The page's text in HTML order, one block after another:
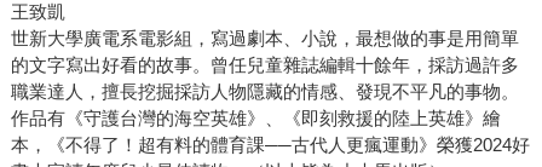
王致凱
世新大學廣電系電影組，寫過劇本、小說，最想做的事是用簡單
的文字寫出好看的故事。曾任兒童雜誌編輯十餘年，採訪過許多
職業達人，擅長挖掘採訪人物隱藏的情感、發現不平凡的事物。
作品有《守護台灣的海空英雄》、《即刻救援的陸上英雄》繪
本，《不得了！超有料的體育課──古代人更瘋運動》榮獲2024好